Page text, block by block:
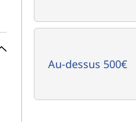
Au-dessus 500€